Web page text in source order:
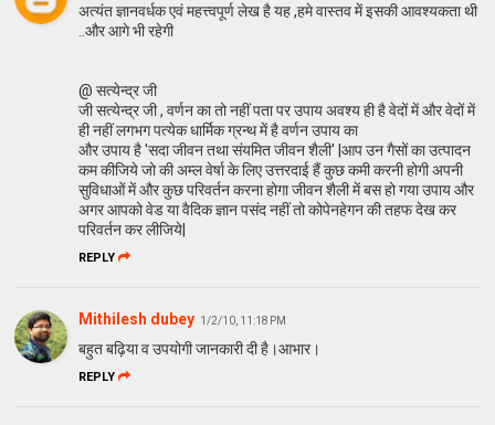
अत्यंत ज्ञानवर्धक एवं महत्त्वपूर्ण लेख है यह ,हमे वास्तव में इसकी आवश्यकता थी
..और आगे भी रहेगी
@ सत्येन्द्र जी
जी सत्येन्द्र जी , वर्णन का तो नहीं पता पर उपाय अवश्य ही है वेदों में और वेदों में
ही नहीं लगभग पत्येक धार्मिक ग्रन्थ में है वर्णन उपाय का
और उपाय है 'सदा जीवन तथा संयमित जीवन शैली' |आप उन गैसों का उत्पादन
कम कीजिये जो की अम्ल वेर्षा के लिए उत्तरदाई हैं कुछ कमी करनी होगी अपनी
सुविधाओं में और कुछ परिवर्तन करना होगा जीवन शैली में बस हो गया उपाय और
अगर आपको वेड या वैदिक ज्ञान पसंद नहीं तो कोपेनहेगन की तहफ देख कर
परिवर्तन कर लीजिये|
REPLY
Mithilesh dubey 1/2/10, 11:18 PM
बहुत बढ़िया व उपयोगी जानकारी दी है।आभार।
REPLY